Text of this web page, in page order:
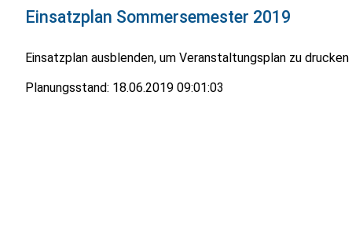
Einsatzplan Sommersemester 2019
Einsatzplan ausblenden, um Veranstaltungsplan zu drucken
Planungsstand: 18.06.2019 09:01:03